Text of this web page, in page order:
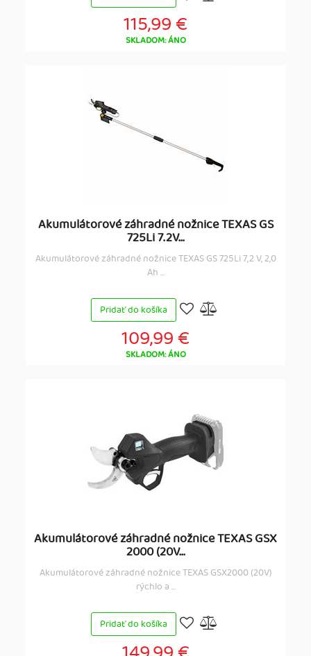
115,99 €
SKLADOM: ÁNO
Akumulátorové záhradné nožnice TEXAS GS
725Li 7.2V...
Akumulátorové záhradné nožnice TEXAS GS 725Li 7,2 V, 2,0
Ah ...
Pridať do košíka
109,99 €
SKLADOM: ÁNO
Akumulátorové záhradné nožnice TEXAS GSX
2000 (20V...
Akumulátorové záhradné nožnice TEXAS GSX2000 (20V)
rýchlo a ...
Pridať do košíka